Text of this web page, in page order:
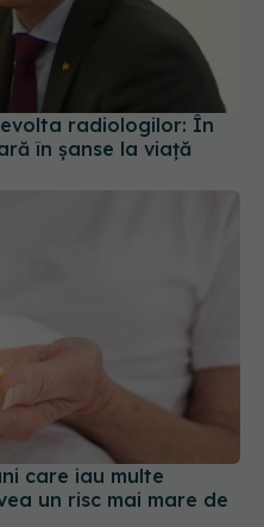
revolta radiologilor: În
în șanse la viață
care iau multe
un risc mai mare de